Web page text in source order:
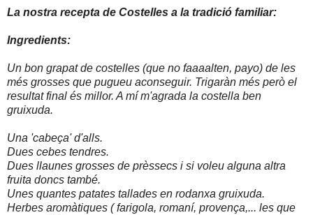
La nostra recepta de Costelles a la tradició familiar:
Ingredients:
Un bon grapat de costelles (que no faaaalten, payo) de les
més grosses que pugueu aconseguir. Trigaràn més però el
resultat final és millor. A mí m'agrada la costella ben
gruixuda.
Una 'cabeça' d'alls.
Dues cebes tendres.
Dues llaunes grosses de prèssecs i si voleu alguna altra
fruita doncs també.
Unes quantes patates tallades en rodanxa gruixuda.
Herbes aromàtiques ( farigola, romaní, provença,... les que